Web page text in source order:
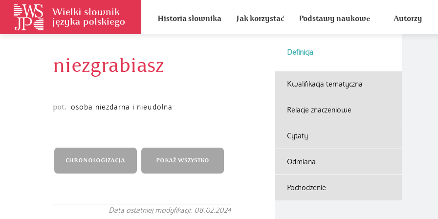
Historia słownika Jak korzystać Podstawy naukowe Autorzy
niezgrabiasz
Definicja
pot. osoba niezdarna i nieudolna
Kwalifikacja tematyczna
Relacje znaczeniowe
Cytaty
Odmiana
Pochodzenie
CHRONOLOGIZACJA POKAŻ WSZYSTKO
Data ostatniej modyfikacji: 08.02.2024